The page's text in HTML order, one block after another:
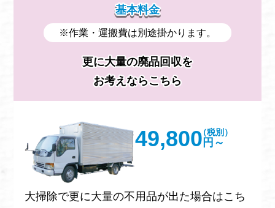
基本料金
※作業・運搬費は別途掛かります。
更に大量の廃品回収を
お考えならこちら
49,800 円～
（税別）
大掃除で更に大量の不用品が出た場合はこち